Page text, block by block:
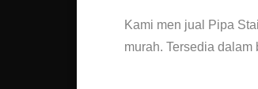
Kami men jual Pipa
murah. Tersedia